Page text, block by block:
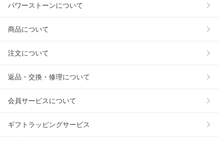
パワーストーンについて
商品について
注文について
返品・交換・修理について
会員サービスについて
ギフトラッピングサービス